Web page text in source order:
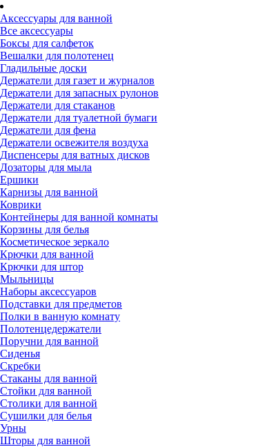
Аксессуары для ванной
Все аксессуары
Боксы для салфеток
Вешалки для полотенец
Гладильные доски
Держатели для газет и журналов
Держатели для запасных рулонов
Держатели для стаканов
Держатели для туалетной бумаги
Держатели для фена
Держатели освежителя воздуха
Диспенсеры для ватных дисков
Дозаторы для мыла
Ершики
Карнизы для ванной
Коврики
Контейнеры для ванной комнаты
Корзины для белья
Косметическое зеркало
Крючки для ванной
Крючки для штор
Мыльницы
Наборы аксессуаров
Подставки для предметов
Полки в ванную комнату
Полотенцедержатели
Поручни для ванной
Сиденья
Скребки
Стаканы для ванной
Стойки для ванной
Столики для ванной
Сушилки для белья
Урны
Шторы для ванной